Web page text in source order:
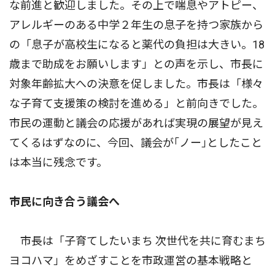
な前進と歓迎しました。その上で喘息やアトピー、
アレルギーのある中学２年生の息子を持つ家族から
の「息子が高校生になると薬代の負担は大きい。18
歳まで助成をお願いします」との声を示し、市長に
対象年齢拡大への決意を促しました。市長は「様々
な子育て支援策の検討を進める」と前向きでした。
市民の運動と議会の応援があれば実現の展望が見え
てくるはずなのに、今回、議会が｢ノー｣としたこと
は本当に残念です。
市民に向き合う議会へ
市長は「子育てしたいまち 次世代を共に育むまち
ヨコハマ」をめざすことを市政運営の基本戦略と